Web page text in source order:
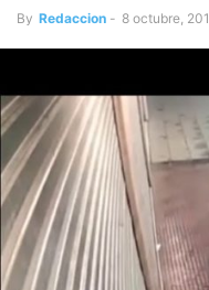
By Redaccion - 8 octubre,